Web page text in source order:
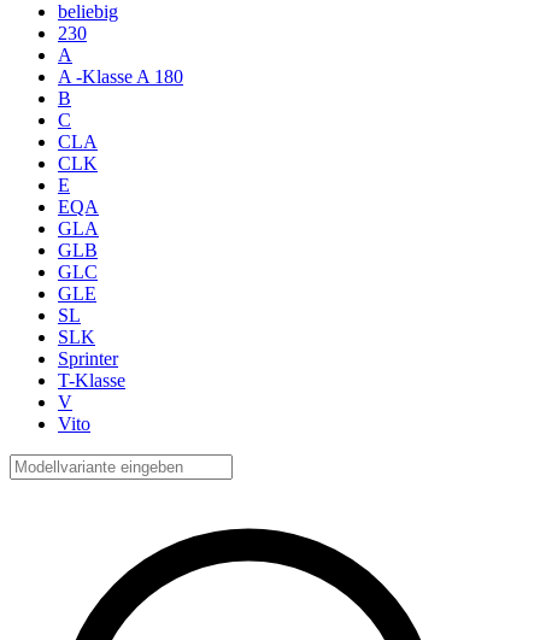
beliebig
230
A
A -Klasse A 180
B
C
CLA
CLK
E
EQA
GLA
GLB
GLC
GLE
SL
SLK
Sprinter
T-Klasse
V
Vito